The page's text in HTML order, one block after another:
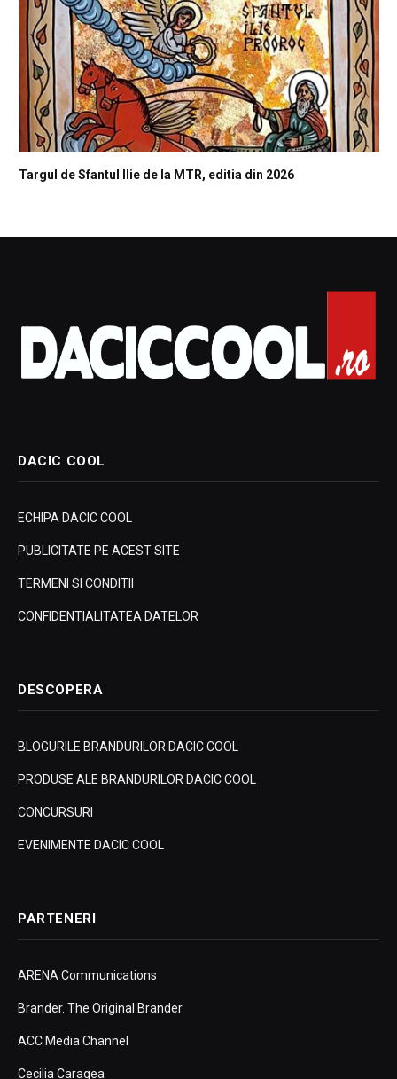
Targul de Sfantul Ilie de la MTR, editia din 2026
DACIC COOL
ECHIPA DACIC COOL
PUBLICITATE PE ACEST SITE
TERMENI SI CONDITII
CONFIDENTIALITATEA DATELOR
DESCOPERA
BLOGURILE BRANDURILOR DACIC COOL
PRODUSE ALE BRANDURILOR DACIC COOL
CONCURSURI
EVENIMENTE DACIC COOL
PARTENERI
ARENA Communications
Brander. The Original Brander
ACC Media Channel
Cecilia Caragea